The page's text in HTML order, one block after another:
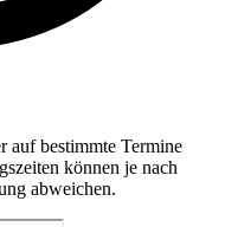
auf bestimmte Termine
können je nach
abweichen.